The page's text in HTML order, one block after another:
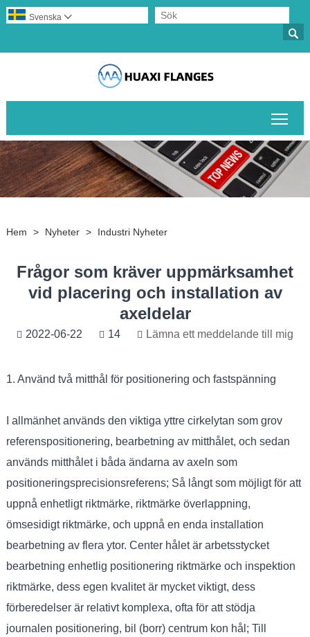

Svenska 
Hem > Nyheter > Industri Nyheter
Frågor som kräver uppmärksamhet
vid placering och installation av
axeldelar
2022-06-22 14 Lämna ett meddelande till mig
1. Använd två mitthål för positionering och fastspänning
I allmänhet används den viktiga yttre cirkelytan som grov
referenspositionering, bearbetning av mitthålet, och sedan
används mitthålet i båda ändarna av axeln som
positioneringsprecisionsreferens; Så långt som möjligt för att
uppnå enhetligt riktmärke, riktmärke överlappning,
ömsesidigt riktmärke, och uppnå en enda installation
bearbetning av flera ytor. Center hålet är arbetsstycket
bearbetning enhetlig positionering riktmärke och inspektion
riktmärke, dess egen kvalitet är mycket viktigt, dess
förberedelser är relativt komplexa, ofta för att stödja
journalen positionering, bil (borr) centrum kon hål; Till